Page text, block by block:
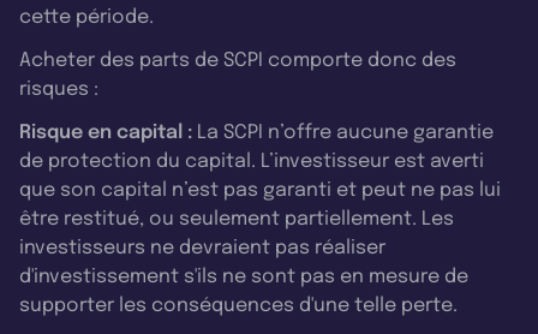
cette période.
Acheter des parts de SCPI comporte donc des
risques :
Risque en capital : La SCPI n’offre aucune garantie
de protection du capital. L’investisseur est averti
que son capital n’est pas garanti et peut ne pas lui
être restitué, ou seulement partiellement. Les
investisseurs ne devraient pas réaliser
d'investissement s'ils ne sont pas en mesure de
supporter les conséquences d'une telle perte.